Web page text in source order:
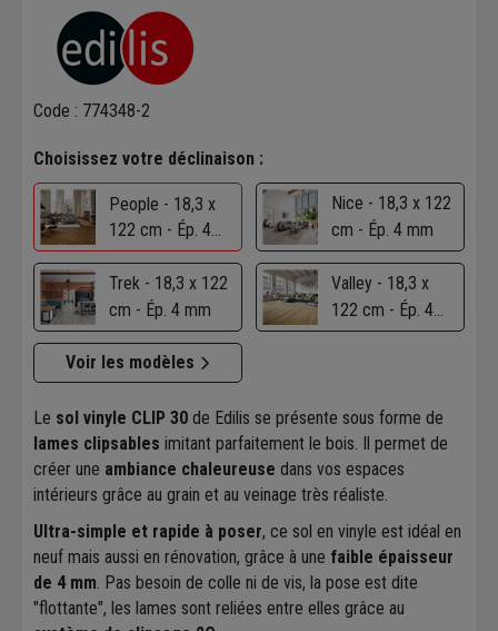
Code : 774348-2
Choisissez votre déclinaison :
People - 18,3 x
122 cm - Ép. 4
mm
Nice - 18,3 x 122
cm - Ép. 4 mm
Trek - 18,3 x 122
cm - Ép. 4 mm
Valley - 18,3 x
122 cm - Ép. 4
mm
Voir les modèles
Le sol vinyle CLIP 30 de Edilis se présente sous forme de
lames clipsables imitant parfaitement le bois. Il permet de
créer une ambiance chaleureuse dans vos espaces
intérieurs grâce au grain et au veinage très réaliste.
Ultra-simple et rapide à poser, ce sol en vinyle est idéal en
neuf mais aussi en rénovation, grâce à une faible épaisseur
de 4 mm. Pas besoin de colle ni de vis, la pose est dite
"flottante", les lames sont reliées entre elles grâce au